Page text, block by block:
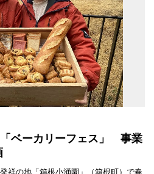
ベーカリーフェス」 事業
祥の地「箱根小涌園」（箱根町）で春